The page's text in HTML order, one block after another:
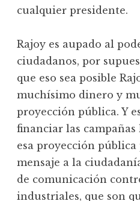
cualquier presidente.
Rajoy es aupado al
ciudadanos, por
que eso sea posible
muchísimo dinero y
proyección pública. Y
financiar las campañas
esa proyección
mensaje a la
de comunicación
industriales, que son